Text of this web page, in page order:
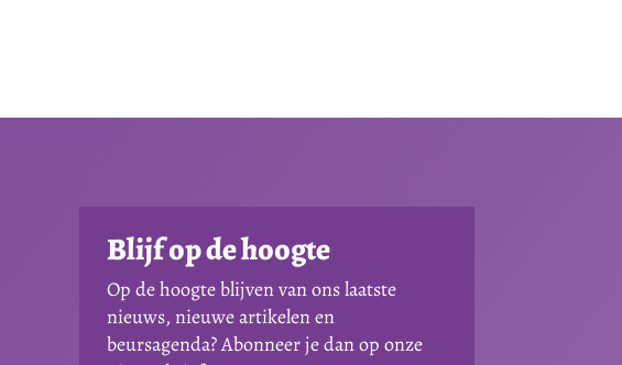
Blijf op de hoogte
Op de hoogte blijven van ons laatste
nieuws, nieuwe artikelen en
beursagenda? Abonneer je dan op onze